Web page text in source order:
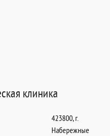
клиника
423800,г.
Набережные